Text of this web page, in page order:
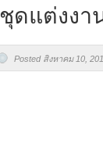
ชุดแต่งงา
Posted สิงหาคม 10,